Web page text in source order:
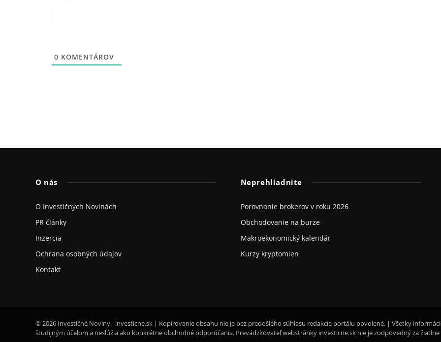
0 KOMENTÁROV
O nás
O Investičných Novinách
PR články
Inzercia
Ochrana osobných údajov
Kontakt
Neprehliadnite
Porovnanie brokerov v roku 2026
Obchodovanie na burze
Makroekonomický kalendár
Kurzy kryptomien
© 2026 Investičné Noviny - investicne.sk | Kopírovanie obsahu nie je bez predošlého súhlasu redakcie portálu povolené. | Všetky
študijným účelom a neslúžia ako konkrétne obchodné odporúčania. Prevádzkovateľ webstránky investicne.sk nie je zodpovedný za